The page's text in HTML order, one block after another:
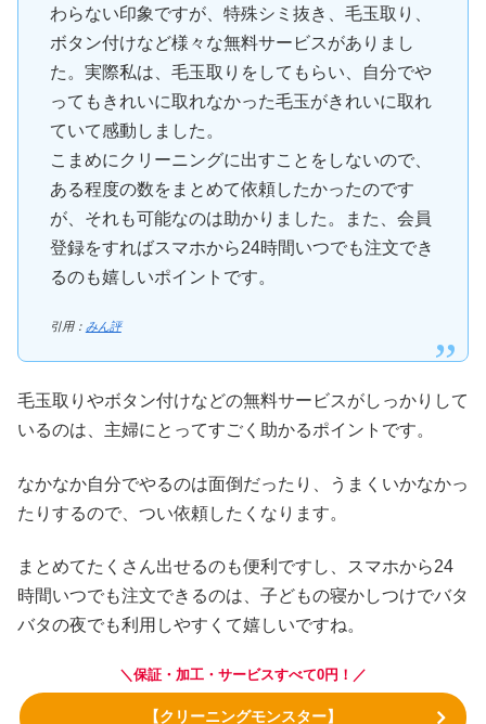
わらない印象ですが、特殊シミ抜き、毛玉取り、
ボタン付けなど様々な無料サービスがありまし
た。実際私は、毛玉取りをしてもらい、自分でや
ってもきれいに取れなかった毛玉がきれいに取れ
ていて感動しました。
こまめにクリーニングに出すことをしないので、
ある程度の数をまとめて依頼したかったのです
が、それも可能なのは助かりました。また、会員
登録をすればスマホから24時間いつでも注文でき
るのも嬉しいポイントです。
引用： みん評
毛玉取りやボタン付けなどの無料サービスがしっかりして
いるのは、主婦にとってすごく助かるポイントです。
なかなか自分でやるのは面倒だったり、うまくいかなかっ
たりするので、つい依頼したくなります。
まとめてたくさん出せるのも便利ですし、スマホから24
時間いつでも注文できるのは、子どもの寝かしつけでバタ
バタの夜でも利用しやすくて嬉しいですね。
＼保証・加工・サービスすべて0円！／
【クリーニングモンスター】